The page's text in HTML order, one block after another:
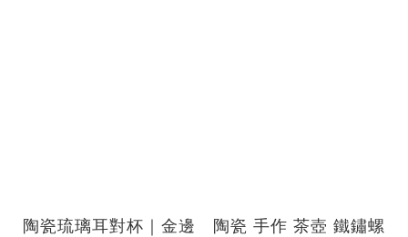
陶瓷琉璃耳對杯｜金邊
陶瓷 手作 茶壺 鐵鏽螺